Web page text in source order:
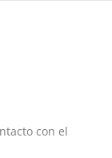
con el